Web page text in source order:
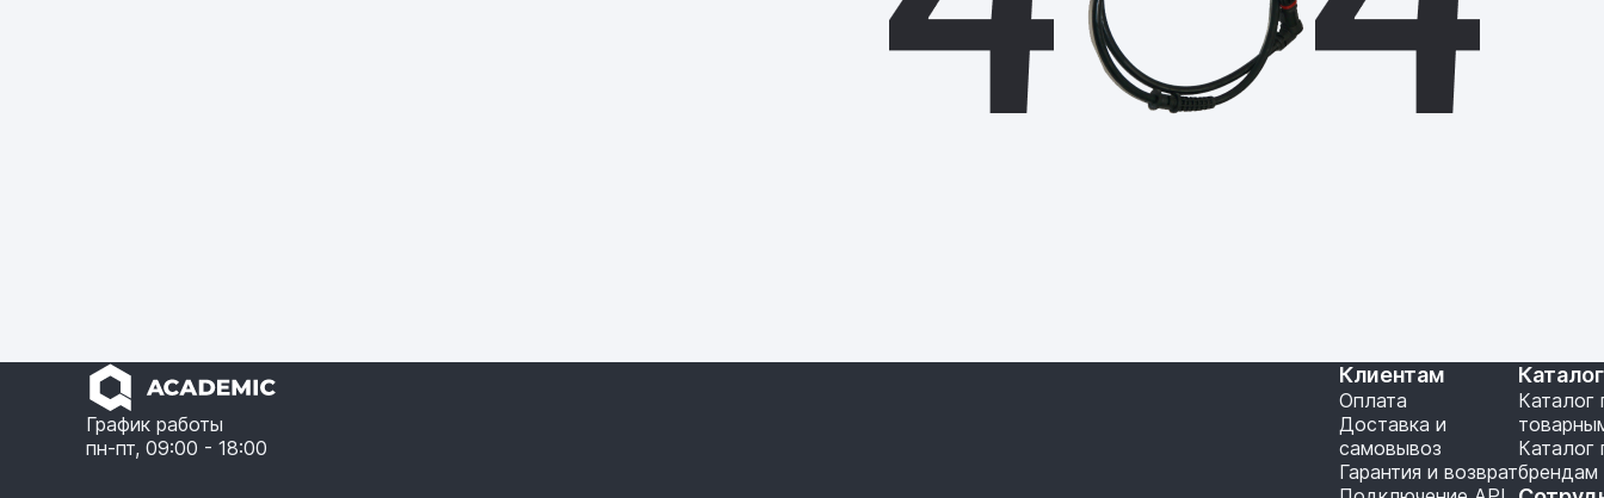
График работы
пн-пт, 09:00 - 18:00
Клиентам
Оплата
Доставка и
самовывоз
Гарантия и возврат
Каталог
Каталог
брендам